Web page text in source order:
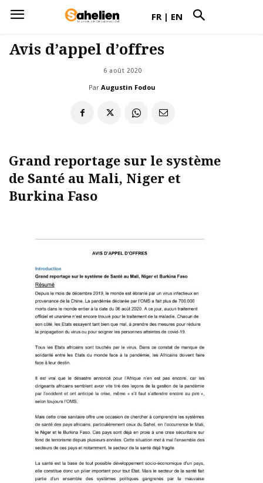
FR | EN
Avis d’appel d’offres
6 août 2020
Par Augustin Fodou
Grand reportage sur le système
de Santé au Mali, Niger et
Burkina Faso